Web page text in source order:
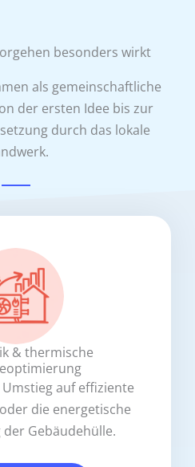
besonders wirkt
als gemeinschaftliche
der ersten Idee bis zur
durch das lokale
& thermische
auf effiziente
die energetische
Gebäudehülle.